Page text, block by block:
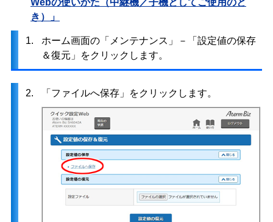
き）」
1.
ホーム画面の「メンテナンス」－「設定値の保存
＆復元」をクリックします。
2. 「ファイルへ保存」をクリックします。